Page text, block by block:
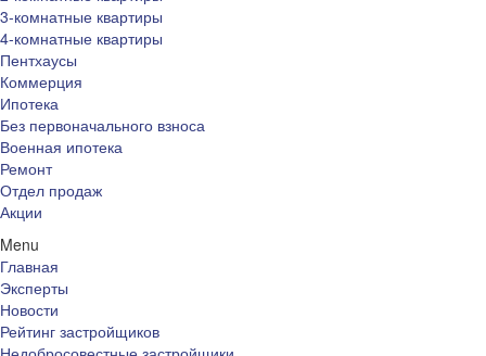
3-комнатные квартиры
4-комнатные квартиры
Пентхаусы
Коммерция
Ипотека
Без первоначального взноса
Военная ипотека
Ремонт
Отдел продаж
Акции
Menu
Главная
Эксперты
Новости
Рейтинг застройщиков